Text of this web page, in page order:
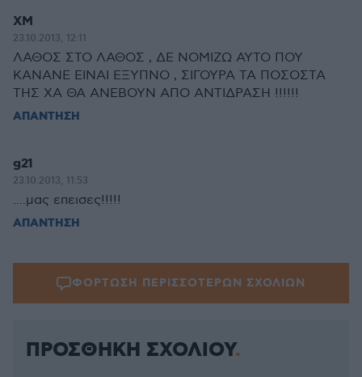
XM
23.10.2013, 12:11
ΛΑΘΟΣ ΣΤΟ ΛΑΘΟΣ , ΔΕ ΝΟΜΙΖΩ ΑΥΤΟ ΠΟΥ
ΚΑΝΑΝΕ ΕΙΝΑΙ ΕΞΥΠΝΟ , ΣΙΓΟΥΡΑ ΤΑ ΠΟΣΟΣΤΑ
ΤΗΣ ΧΑ ΘΑ ΑΝΕΒΟΥΝ ΑΠΟ ΑΝΤΙΔΡΑΣΗ !!!!!!
ΑΠΑΝΤΗΣΗ
g21
23.10.2013, 11:53
....μας επεισες!!!!!
ΑΠΑΝΤΗΣΗ
ΦΟΡΤΩΣΗ ΠΕΡΙΣΣΟΤΕΡΩΝ ΣΧΟΛΙΩΝ
ΠΡΟΣΘΗΚΗ ΣΧΟΛΙΟΥ